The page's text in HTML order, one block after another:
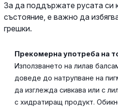
За да поддържате русата си
състояние, е важно да
грешки.
Прекомерна употреба на
Използването на лилав
доведе до натрупване на
да изглежда сивкава или с
с хидратиращ продукт.